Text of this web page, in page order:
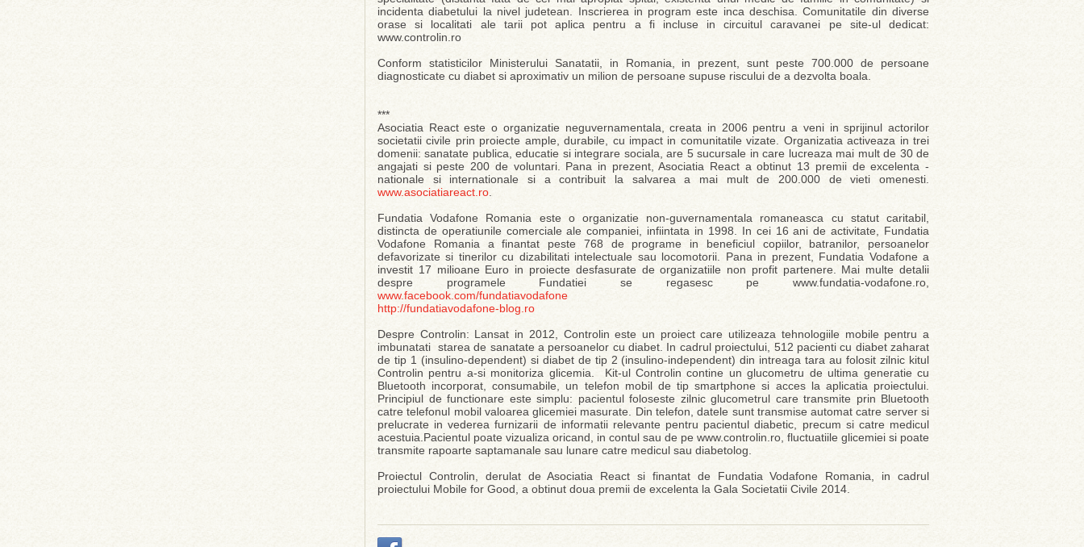
incidenta diabetului la nivel judetean. Inscrierea in program este inca deschisa. Comunitatile din diverse
orase si localitati ale tarii pot aplica pentru a fi incluse in circuitul caravanei pe site-ul dedicat:
www.controlin.ro
Conform statisticilor Ministerului Sanatatii, in Romania, in prezent, sunt peste 700.000 de persoane
diagnosticate cu diabet si aproximativ un milion de persoane supuse riscului de a dezvolta boala.
***
Asociatia React este o organizatie neguvernamentala, creata in 2006 pentru a veni in sprijinul actorilor
societatii civile prin proiecte ample, durabile, cu impact in comunitatile vizate. Organizatia activeaza in trei
domenii: sanatate publica, educatie si integrare sociala, are 5 sucursale in care lucreaza mai mult de 30 de
angajati si peste 200 de voluntari. Pana in prezent, Asociatia React a obtinut 13 premii de excelenta -
nationale si internationale si a contribuit la salvarea a mai mult de 200.000 de vieti omenesti.
www.asociatiareact.ro
Fundatia Vodafone Romania este o organizatie non-guvernamentala romaneasca cu statut caritabil,
distincta de operatiunile comerciale ale companiei, infiintata in 1998. In cei 16 ani de activitate, Fundatia
Vodafone Romania a finantat peste 768 de programe in beneficiul copiilor, batranilor, persoanelor
defavorizate si tinerilor cu dizabilitati intelectuale sau locomotorii. Pana in prezent, Fundatia Vodafone a
investit 17 milioane Euro in proiecte desfasurate de organizatiile non profit partenere. Mai multe detalii
despre programele Fundatiei se regasesc pe www.fundatia-vodafone.ro,
www.facebook.com/fundatiavodafone
http://fundatiavodafone-blog.ro
Despre Controlin: Lansat in 2012, Controlin este un proiect care utilizeaza tehnologiile mobile pentru a
imbunatati starea de sanatate a persoanelor cu diabet. In cadrul proiectului, 512 pacienti cu diabet zaharat
de tip 1 (insulino-dependent) si diabet de tip 2 (insulino-independent) din intreaga tara au folosit zilnic kitul
Controlin pentru a-si monitoriza glicemia. Kit-ul Controlin contine un glucometru de ultima generatie cu
Bluetooth incorporat, consumabile, un telefon mobil de tip smartphone si acces la aplicatia proiectului.
Principiul de functionare este simplu: pacientul foloseste zilnic glucometrul care transmite prin Bluetooth
catre telefonul mobil valoarea glicemiei masurate. Din telefon, datele sunt transmise automat catre server si
prelucrate in vederea furnizarii de informatii relevante pentru pacientul diabetic, precum si catre medicul
acestuia.Pacientul poate vizualiza oricand, in contul sau de pe www.controlin.ro, fluctuatiile glicemiei si poate
transmite rapoarte saptamanale sau lunare catre medicul sau diabetolog.
Proiectul Controlin, derulat de Asociatia React si finantat de Fundatia Vodafone Romania, in cadrul
proiectului Mobile for Good, a obtinut doua premii de excelenta la Gala Societatii Civile 2014.